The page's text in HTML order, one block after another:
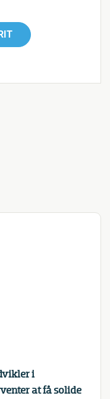
i
at få solide